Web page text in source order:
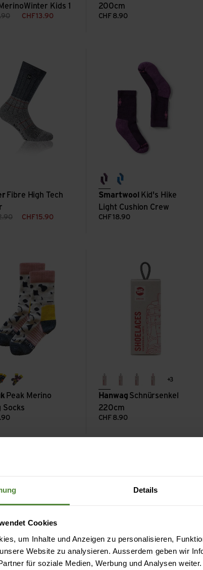
Details
Cookies
um Inhalte und Anzeigen zu personalisieren,
Website zu analysieren. Ausserdem geben wir
für soziale Medien, Werbung und Analysen
MerinoWinter Kids 1
CHF13.90
200cm
CHF 8.90
Fibre High Tech
CHF15.90
Tech Junior ansehen
purple irislaguna blue
Smartwool
Kid's Hike
Light Cushion Crew
CHF18.90
sunset rose
true navy/super lemon
mulberry/canary
Peak Merino
Socks
aschegrau/schwarz
erderot
+3
Hanwag Schnürsenkel
220cm
CHF 8.90